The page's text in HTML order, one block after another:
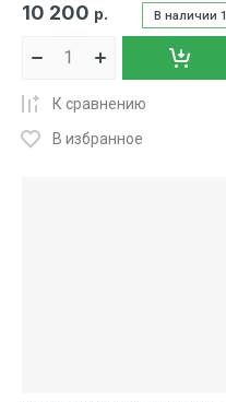
В наличии 1
10 200 р.
К сравнению
В избранное